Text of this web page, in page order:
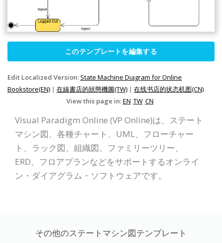
このテンプレートを編集する
Edit Localized Version: State Machine Diagram for Online
Bookstore(EN) | 在線書店的狀態機圖(TW) | 在线书店的状态机图(CN)
View this page in:EN TW CN
Visual Paradigm Online (VP Online)は、ステート
マシン図、各種チャート、UML、フローチャー
ト、ラック図、組織図、ファミリーツリー、
ERD、フロアプランなどをサポートするオンライ
ン・ダイアグラム・ソフトウェアです。
その他のステートマシン図テンプレート